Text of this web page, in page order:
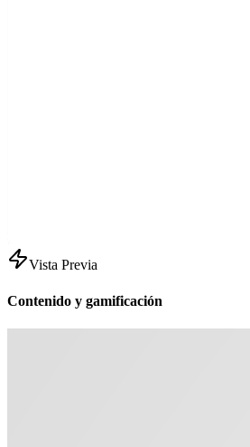
Vista Previa
Contenido y gamificación